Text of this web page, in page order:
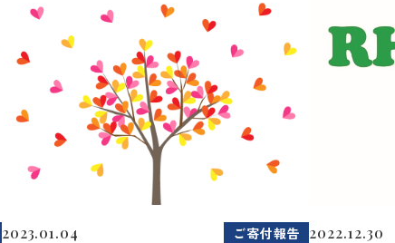
2023.01.04 ご寄付報告 2022.12.30